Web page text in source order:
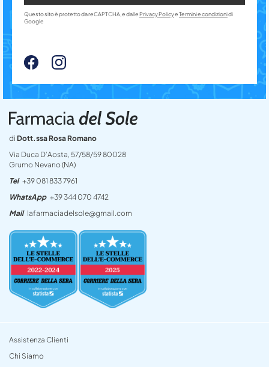
di Dott.ssa Rosa Romano
Via Duca D’Aosta, 57/58/59 80028
Grumo Nevano (NA)
Tel +39 081 833 7961
WhatsApp +39 344 070 4742
Mail lafarmaciadelsole@gmail.com
Assistenza Clienti
Chi Siamo
Questo sito è protetto da reCAPTCHA, e dalle Privacy PolicyeTermini e condizionidi
Google